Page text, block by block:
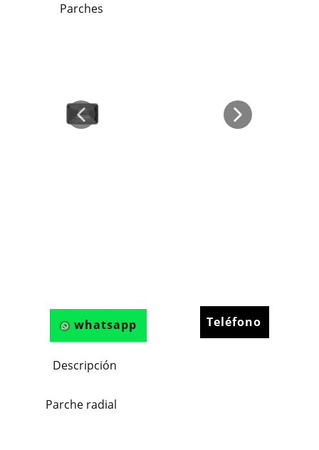
Parches
whatsapp Teléfono
Descripción
Parche radial